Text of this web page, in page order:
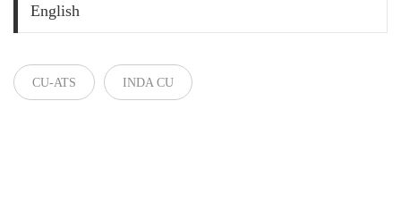
English
CU-ATS INDA CU